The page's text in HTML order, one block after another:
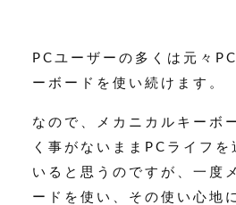
PCユーザーの多くは元々
ーボードを使い続けます。
なので、メカニカルキーボ
く事がないままPCライフを
いると思うのですが、一度
ードを使い、その使い心地